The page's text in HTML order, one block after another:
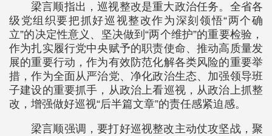
梁言顺指出，巡视整改是重大政治任务。全省各
级党组织要把抓好巡视整改作为深刻领悟“两个确
立”的决定性意义、坚决做到“两个维护”的重要检验，
作为扎实履行党中央赋予的职责使命、推动高质量发
展的重要行动，作为有效防范化解各类风险的重要举
措，作为全面从严治党、净化政治生态、加强领导班
子建设的重要抓手，从政治上看巡视，从政治上抓整
改，增强做好巡视“后半篇文章”的责任感紧迫感。
梁言顺强调，要打好巡视整改主动仗攻坚战，聚